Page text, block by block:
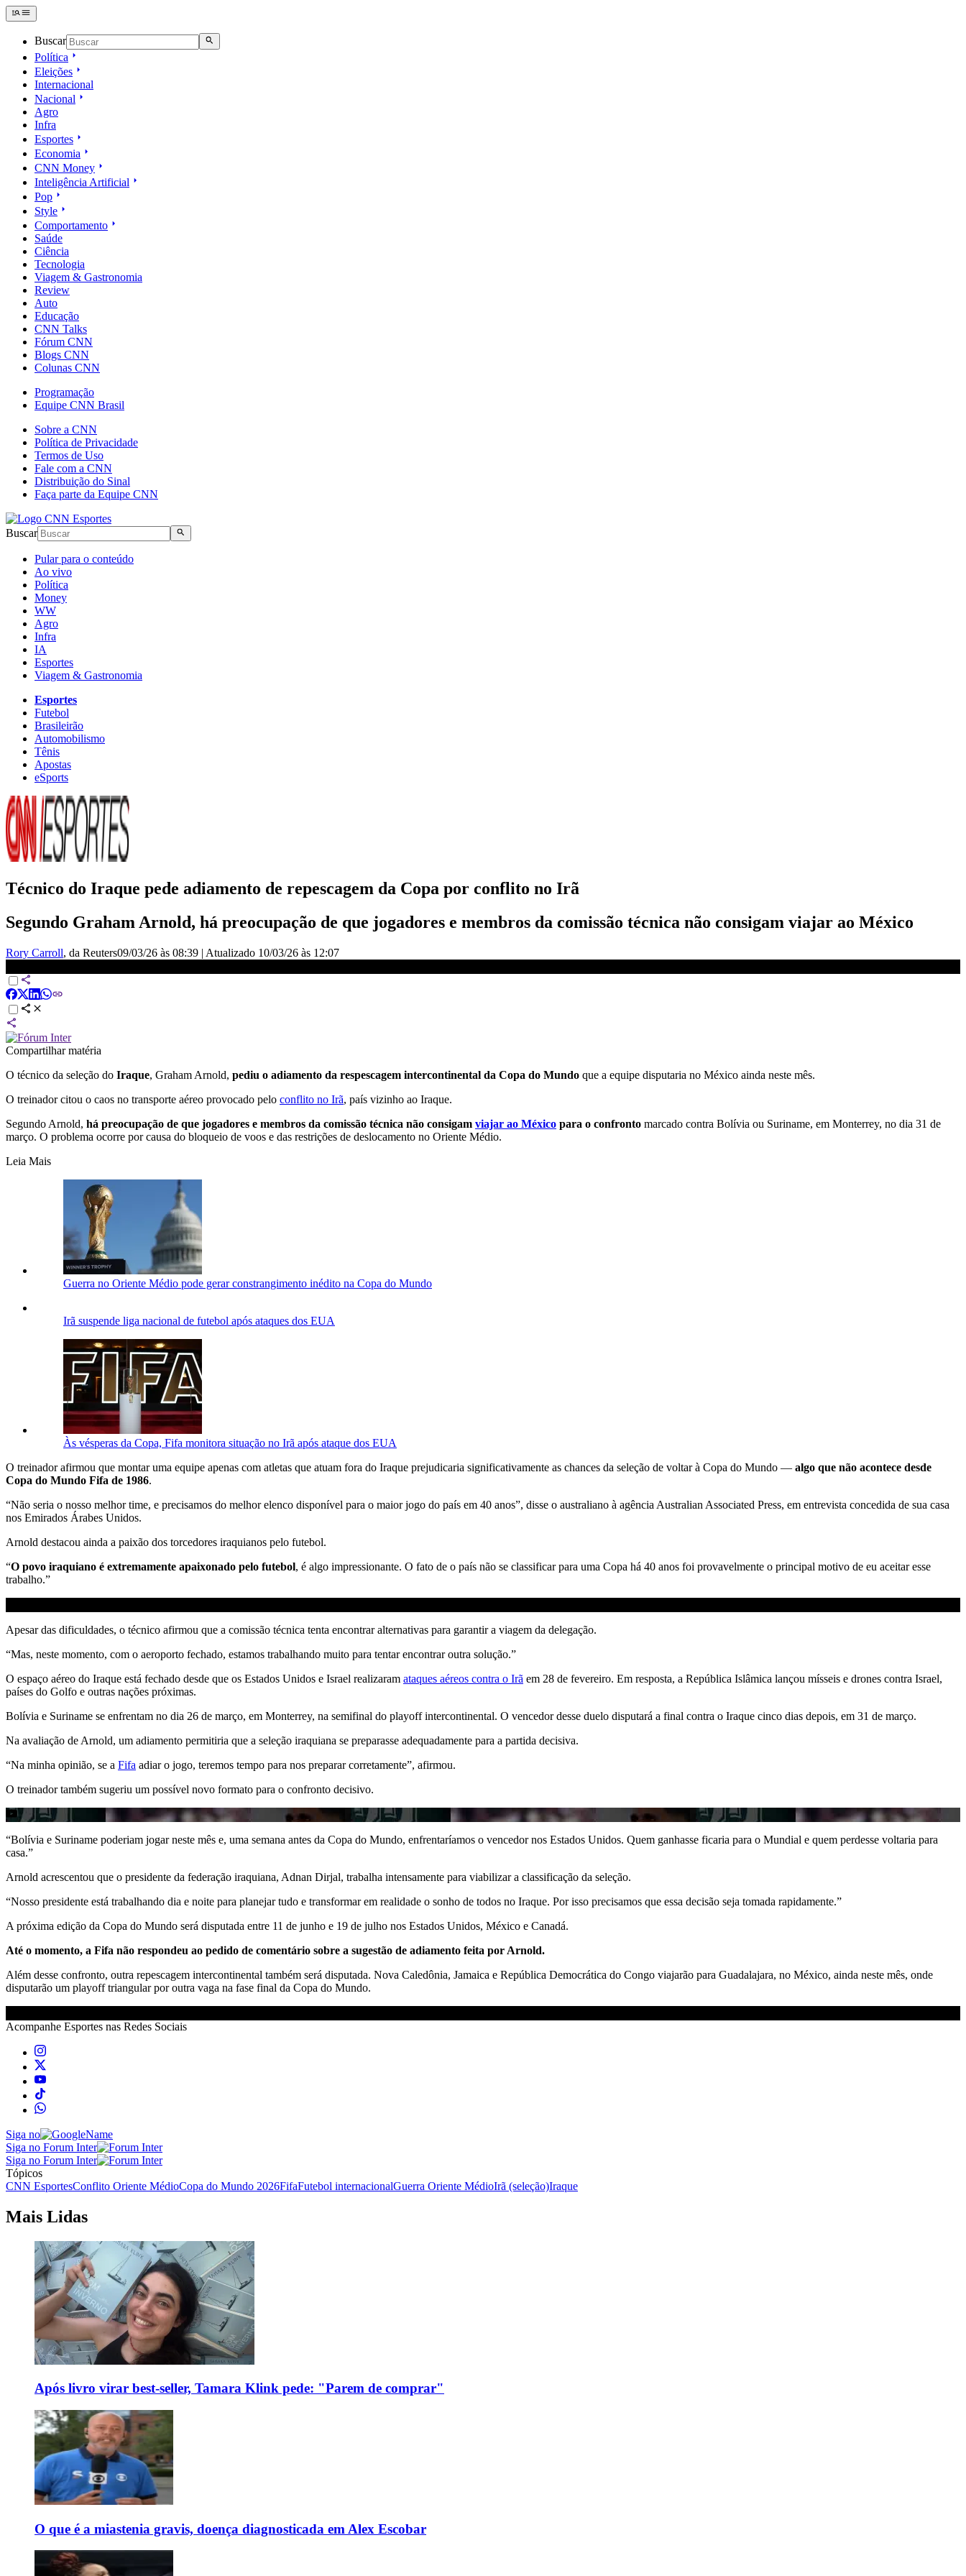
Buscar
Política
Eleições
Internacional
Nacional
Agro
Infra
Esportes
Economia
CNN Money
Inteligência Artificial
Pop
Style
Comportamento
Saúde
Ciência
Tecnologia
Viagem & Gastronomia
Review
Auto
Educação
CNN Talks
Fórum CNN
Blogs CNN
Colunas CNN
Programação
Equipe CNN Brasil
Sobre a CNN
Política de Privacidade
Termos de Uso
Fale com a CNN
Distribuição do Sinal
Faça parte da Equipe CNN
Buscar
Pular para o conteúdo
Ao vivo
Política
Money
WW
Agro
Infra
IA
Esportes
Viagem & Gastronomia
Esportes
Futebol
Brasileirão
Automobilismo
Tênis
Apostas
eSports
Técnico do Iraque pede adiamento de repescagem da Copa por conflito no Irã
Segundo Graham Arnold, há preocupação de que jogadores e membros da comissão técnica não consigam viajar ao México
Rory Carroll, da Reuters09/03/26 às 08:39 | Atualizado 10/03/26 às 12:07
Compartilhar matéria
O técnico da seleção do Iraque, Graham Arnold, pediu o adiamento da respescagem intercontinental da Copa do Mundo que a equipe disputaria no México ainda neste mês.
O treinador citou o caos no transporte aéreo provocado pelo conflito no Irã, país vizinho ao Iraque.
Segundo Arnold, há preocupação de que jogadores e membros da comissão técnica não consigam viajar ao México para o confronto marcado contra Bolívia ou Suriname, em Monterrey, no dia 31 de
março. O problema ocorre por causa do bloqueio de voos e das restrições de deslocamento no Oriente Médio.
Leia Mais
Guerra no Oriente Médio pode gerar constrangimento inédito na Copa do Mundo
Irã suspende liga nacional de futebol após ataques dos EUA
Às vésperas da Copa, Fifa monitora situação no Irã após ataque dos EUA
O treinador afirmou que montar uma equipe apenas com atletas que atuam fora do Iraque prejudicaria significativamente as chances da seleção de voltar à Copa do Mundo — algo que não acontece desde
Copa do Mundo Fifa de 1986.
“Não seria o nosso melhor time, e precisamos do melhor elenco disponível para o maior jogo do país em 40 anos”, disse o australiano à agência Australian Associated Press, em entrevista concedida de sua casa
nos Emirados Árabes Unidos.
Arnold destacou ainda a paixão dos torcedores iraquianos pelo futebol.
“O povo iraquiano é extremamente apaixonado pelo futebol, é algo impressionante. O fato de o país não se classificar para uma Copa há 40 anos foi provavelmente o principal motivo de eu aceitar esse
trabalho.”
Apesar das dificuldades, o técnico afirmou que a comissão técnica tenta encontrar alternativas para garantir a viagem da delegação.
“Mas, neste momento, com o aeroporto fechado, estamos trabalhando muito para tentar encontrar outra solução.”
O espaço aéreo do Iraque está fechado desde que os Estados Unidos e Israel realizaram ataques aéreos contra o Irã em 28 de fevereiro. Em resposta, a República Islâmica lançou mísseis e drones contra Israel,
países do Golfo e outras nações próximas.
Bolívia e Suriname se enfrentam no dia 26 de março, em Monterrey, na semifinal do playoff intercontinental. O vencedor desse duelo disputará a final contra o Iraque cinco dias depois, em 31 de março.
Na avaliação de Arnold, um adiamento permitiria que a seleção iraquiana se preparasse adequadamente para a partida decisiva.
“Na minha opinião, se a Fifa adiar o jogo, teremos tempo para nos preparar corretamente”, afirmou.
O treinador também sugeriu um possível novo formato para o confronto decisivo.
“Bolívia e Suriname poderiam jogar neste mês e, uma semana antes da Copa do Mundo, enfrentaríamos o vencedor nos Estados Unidos. Quem ganhasse ficaria para o Mundial e quem perdesse voltaria para
casa.”
Arnold acrescentou que o presidente da federação iraquiana, Adnan Dirjal, trabalha intensamente para viabilizar a classificação da seleção.
“Nosso presidente está trabalhando dia e noite para planejar tudo e transformar em realidade o sonho de todos no Iraque. Por isso precisamos que essa decisão seja tomada rapidamente.”
A próxima edição da Copa do Mundo será disputada entre 11 de junho e 19 de julho nos Estados Unidos, México e Canadá.
Até o momento, a Fifa não respondeu ao pedido de comentário sobre a sugestão de adiamento feita por Arnold.
Além desse confronto, outra repescagem intercontinental também será disputada. Nova Caledônia, Jamaica e República Democrática do Congo viajarão para Guadalajara, no México, ainda neste mês, onde
disputarão um playoff triangular por outra vaga na fase final da Copa do Mundo.
Acompanhe Esportes nas Redes Sociais
Siga no
Siga no Forum Inter
Siga no Forum Inter
Tópicos
CNN EsportesConflito Oriente MédioCopa do Mundo 2026FifaFutebol internacionalGuerra Oriente MédioIrã (seleção)Iraque
Mais Lidas
Após livro virar best-seller, Tamara Klink pede: "Parem de comprar"
O que é a miastenia gravis, doença diagnosticada em Alex Escobar